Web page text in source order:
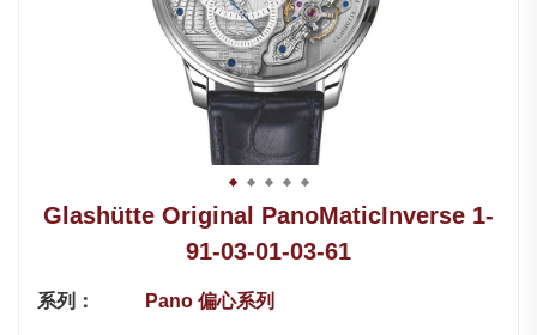
Glashütte Original PanoMaticInverse 1-
91-03-01-03-61
系列： Pano 偏心系列